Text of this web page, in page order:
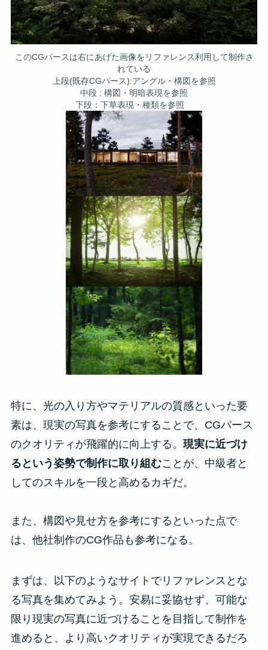
このCGパースは右にあげた画像をリファレンス利用して制作さ
れている
上段(既存CGパース):アングル・構図を参照
中段 : 構図・明暗表現を参照
下段：下草表現・種類を参照
特に、光の入り方やマテリアルの質感といった要
素は、現実の写真を参考にすることで、CGパース
のクオリティが飛躍的に向上する。 現実に近づけ
るという姿勢で制作に取り組むことが、中級者と
してのスキルを一段と高めるカギだ。
また、構図や見せ方を参考にするといった点で
は、他社制作のCG作品も参考になる。
まずは、以下のようなサイトでリファレンスとな
る写真を集めてみよう。安易に妥協せず、可能な
限り現実の写真に近づけることを目指して制作を
進めると、より高いクオリティが実現できるだろ